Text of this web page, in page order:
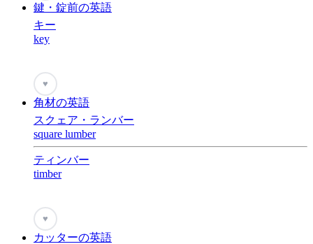
鍵・錠前の英語
キー
key
♥
角材の英語
スクェア・ランバー
square lumber
ティンバー
timber
♥
カッターの英語